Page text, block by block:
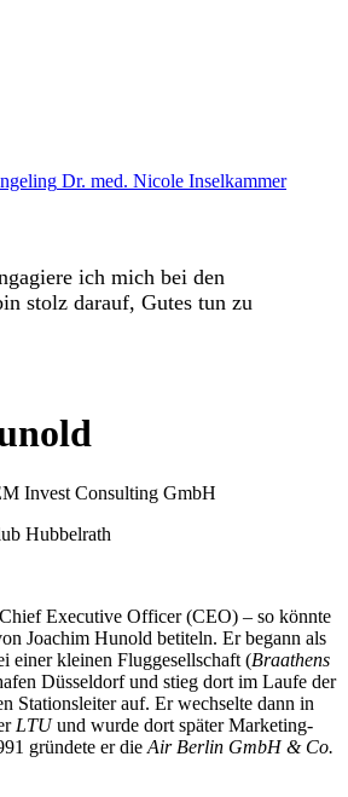
Dr. med. Nicole Inselkammer
ich mich bei den
stolz darauf, Gutes tun zu
Invest Consulting GmbH
Hubbelrath
Executive Officer (CEO) – so könnte
Joachim Hunold betiteln. Er begann als
einer kleinen Fluggesellschaft (Braathens
Düsseldorf und stieg dort im Laufe der
Stationsleiter auf. Er wechselte dann in
LTUund wurde dort später Marketing-
gründete er die Air Berlin GmbH & Co.